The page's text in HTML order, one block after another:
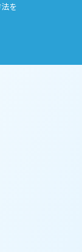
を